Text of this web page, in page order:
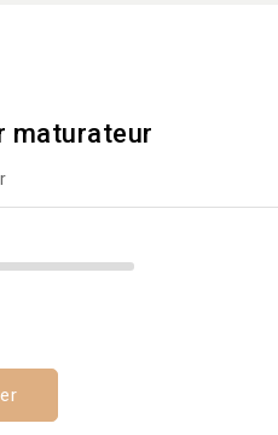
maturateur